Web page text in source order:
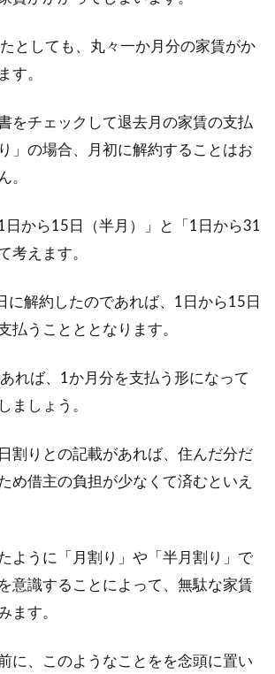
としても、丸々一か月分の家賃がか
す。
をチェックして退去月の家賃の支払
」の場合、月初に解約することはお
。
日から15日（半月）」と「1日から31
考えます。
に解約したのであれば、1日から15日
払うことととなります。
れば、1か月分を支払う形になって
ましょう。
割りとの記載があれば、住んだ分だ
め借主の負担が少なくて済むといえ
ように「月割り」や「半月割り」で
意識することによって、無駄な家賃
ます。
に、このようなことをを念頭に置い